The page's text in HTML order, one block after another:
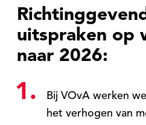
uitspraken op
naar 2026:
1.
Bij VOvA werken
het verhogen van